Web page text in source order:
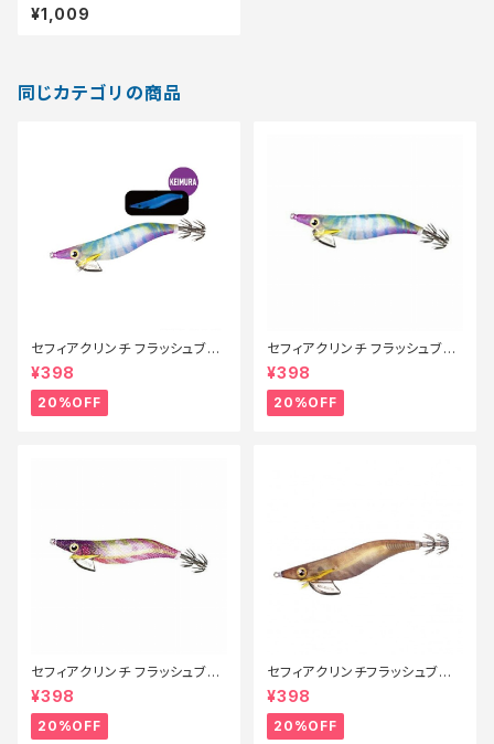
¥1,009
同じカテゴリの商品
セフィアクリンチ フラッシュブー
スト QE-X25T 008【特価ルア
ー】【20】
¥398
20%OFF
セフィアクリンチ フラッシュブー
スト 3号 QE−X30T 008【特価
ルアー】【20】
¥398
20%OFF
セフィアクリンチ フラッシュブー
スト 3号 QE-X30T 001【特価
ルアー】【20】
¥398
20%OFF
セフィアクリンチフラッシュブー
スト3.5号 QE−X35U Fキンア
ジ 005【特価ルアー】【20】
¥398
20%OFF